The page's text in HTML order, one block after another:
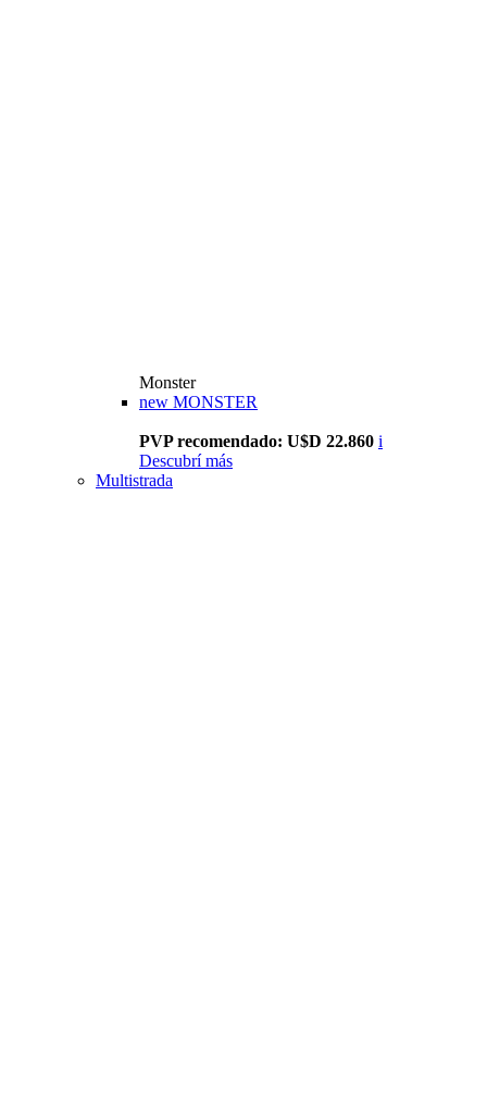
Monster
new MONSTER
PVP recomendado: U$D 22.860 i
Descubrí más
Multistrada